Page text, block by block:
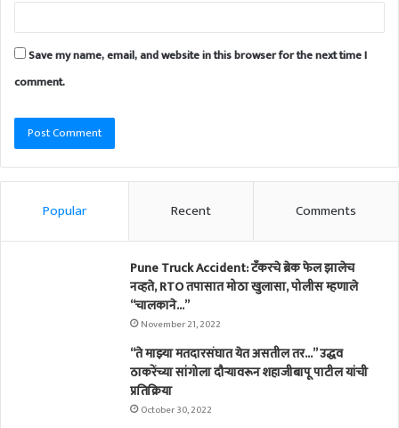
Save my name, email, and website in this browser for the next time I
comment.
Popular Recent Comments
Pune Truck Accident: टँकरचे ब्रेक फेल झालेच
नव्हते, RTO तपासात मोठा खुलासा, पोलीस म्हणाले
“चालकाने…”
November 21, 2022
“ते माझ्या मतदारसंघात येत असतील तर…” उद्धव
ठाकरेंच्या सांगोला दौऱ्यावरून शहाजीबापू पाटील यांची
प्रतिक्रिया
October 30, 2022